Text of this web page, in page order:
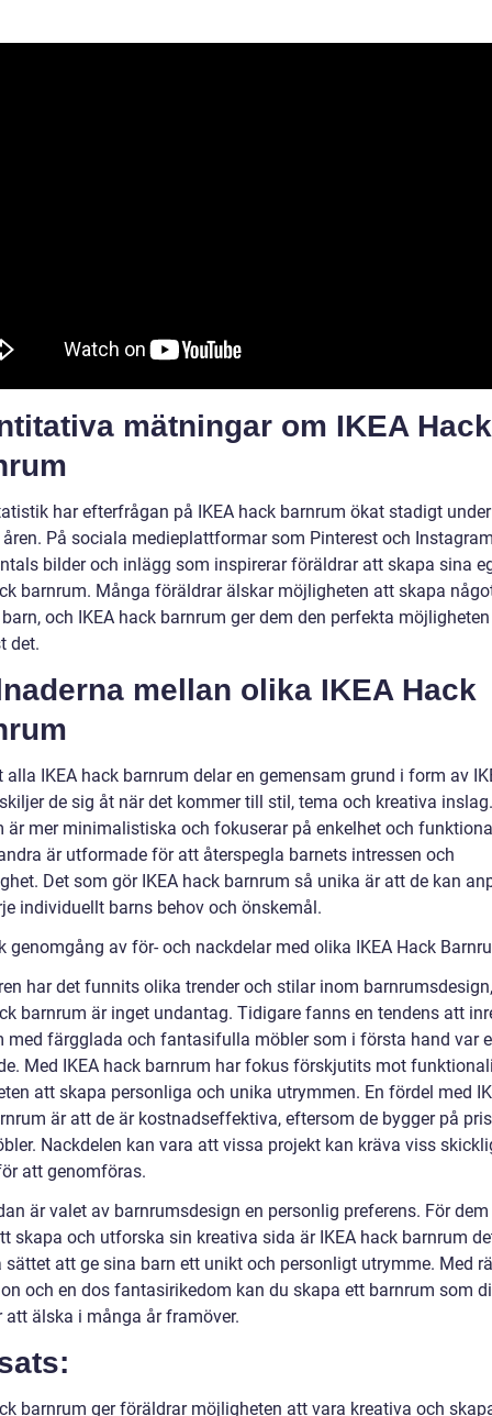
mätningar om IKEA Hack
har efterfrågan på IKEA hack barnrum ökat stadigt
åren. På sociala medieplattformar som Pinterest och
bilder och inlägg som inspirerar föräldrar att skapa sina
barnrum. Många föräldrar älskar möjligheten att skapa
och IKEA hack barnrum ger dem den perfekta
det.
mellan olika IKEA Hack
alla IKEA hack barnrum delar en gemensam grund i form av
de sig åt när det kommer till stil, tema och kreativa
är mer minimalistiska och fokuserar på enkelhet och
är utformade för att återspegla barnets intressen och
Det som gör IKEA hack barnrum så unika är att de kan
individuellt barns behov och önskemål.
genomgång av för- och nackdelar med olika IKEA Hack
har det funnits olika trender och stilar inom
barnrum är inget undantag. Tidigare fanns en tendens att
med färgglada och fantasifulla möbler som i första hand var
Med IKEA hack barnrum har fokus förskjutits mot
att skapa personliga och unika utrymmen. En fördel med
är att de är kostnadseffektiva, eftersom de bygger på
Nackdelen kan vara att vissa projekt kan kräva viss
att genomföras.
är valet av barnrumsdesign en personlig preferens. För
skapa och utforska sin kreativa sida är IKEA hack barnrum
sättet att ge sina barn ett unikt och personligt utrymme. Med
och en dos fantasirikedom kan du skapa ett barnrum som
att älska i många år framöver.
barnrum ger föräldrar möjligheten att vara kreativa och